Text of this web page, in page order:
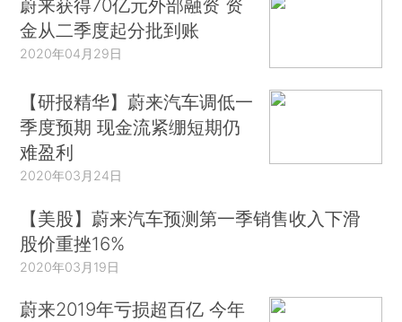
蔚来获得70亿元外部融资 资
金从二季度起分批到账
2020年04月29日
【研报精华】蔚来汽车调低一
季度预期 现金流紧绷短期仍
难盈利
2020年03月24日
【美股】蔚来汽车预测第一季销售收入下滑
股价重挫16%
2020年03月19日
蔚来2019年亏损超百亿 今年